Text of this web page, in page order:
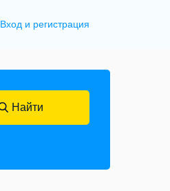
Вход и регистрация
Найти